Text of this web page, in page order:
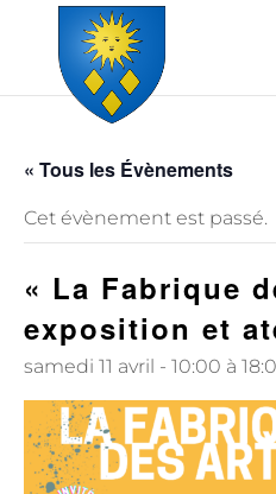
Skip to content
« Tous les Évènements
Cet évènement est passé.
« La Fabrique
exposition et
samedi 11 avril - 10:00 à